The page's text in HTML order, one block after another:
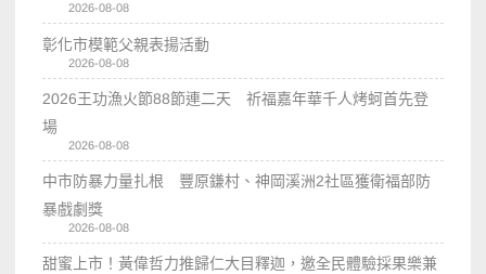
2026-08-08
彰化市模範父親表揚活動
2026-08-08
2026王功漁火節88節連二天 祈福嘉年華千人烤蚵首先登
場
2026-08-08
中市防暴力量扎根 豐原鎌村、神岡溪洲2社區獲衛福部防
暴戲劇獎
2026-08-08
甜蜜上市！黃偉哲力推歸仁大目釋迦，邀全民體驗採果樂兼